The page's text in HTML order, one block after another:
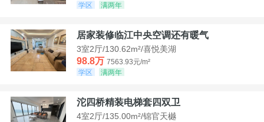
学区
满两年
居家装修临江中央空调还有暖气
3室2厅/130.62m²/喜悦美湖
98.8万 7563.93元/m²
学区
满两年
沱四桥精装电梯套四双卫
4室2厅/135.00m²/锦官天樾